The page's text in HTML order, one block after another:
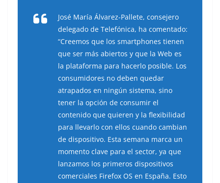
José María Álvarez-Pallete, consejero
delegado de Telefónica, ha comentado:
“Creemos que los smartphones tienen
que ser más abiertos y que la Web es
la plataforma para hacerlo posible. Los
consumidores no deben quedar
atrapados en ningún sistema, sino
tener la opción de consumir el
contenido que quieren y la flexibilidad
para llevarlo con ellos cuando cambian
de dispositivo. Esta semana marca un
momento clave para el sector, ya que
lanzamos los primeros dispositivos
comerciales Firefox OS en España. Esto